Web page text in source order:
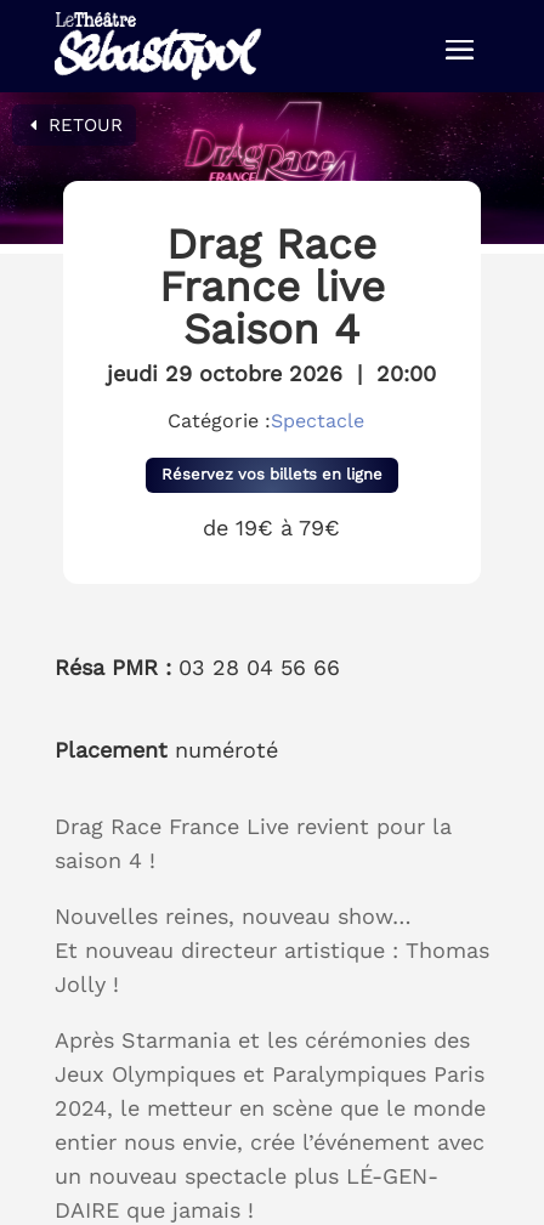
RETOUR
Drag Race
France live
Saison 4
jeudi 29 octobre 2026 | 20:00
Catégorie :Spectacle
Réservez vos billets en ligne
de 19€ à 79€
Résa PMR : 03 28 04 56 66
Placement numéroté
Drag Race France Live revient pour la
saison 4 !
Nouvelles reines, nouveau show…
Et nouveau directeur artistique : Thomas
Jolly !
Après Starmania et les cérémonies des
Jeux Olympiques et Paralympiques Paris
2024, le metteur en scène que le monde
entier nous envie, crée l’événement avec
un nouveau spectacle plus LÉ-GEN-
DAIRE que jamais !